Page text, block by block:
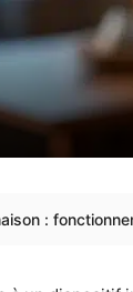
: